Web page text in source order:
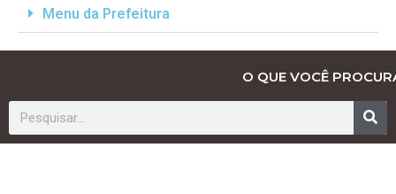
Menu da Prefeitura
O QUE VOCÊ